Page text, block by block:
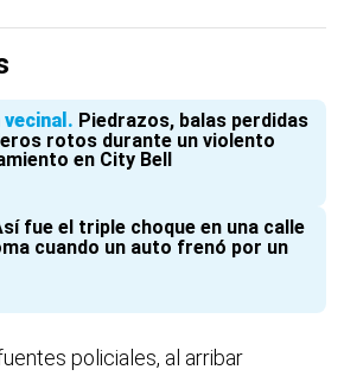
Piedrazos, balas perdidas
rotos durante un violento
en City Bell
fue el triple choque en una calle
cuando un auto frenó por un
policiales, al arribar